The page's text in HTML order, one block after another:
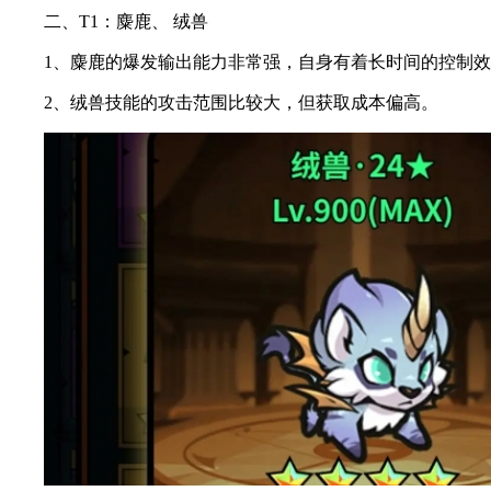
二、T1：麋鹿、 绒兽
1、麋鹿的爆发输出能力非常强，自身有着长时间的控制
2、绒兽技能的攻击范围比较大，但获取成本偏高。